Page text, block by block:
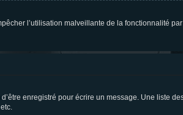
l’utilisation malveillante de la fonctionnalité
enregistré pour écrire un message. Une liste